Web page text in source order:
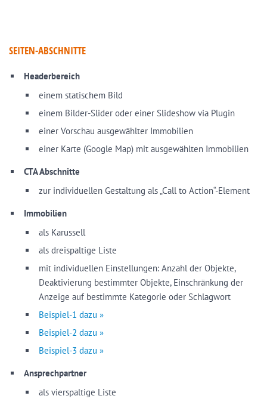
SEITEN-ABSCHNITTE
Headerbereich
einem statischem Bild
einem Bilder-Slider oder einer Slideshow via Plugin
einer Vorschau ausgewählter Immobilien
einer Karte (Google Map) mit ausgewählten Immobilien
CTA Abschnitte
zur individuellen Gestaltung als „Call to Action“-Element
Immobilien
als Karussell
als dreispaltige Liste
mit individuellen Einstellungen: Anzahl der Objekte,
Deaktivierung bestimmter Objekte, Einschränkung der
Anzeige auf bestimmte Kategorie oder Schlagwort
Beispiel-1 dazu »
Beispiel-2 dazu »
Beispiel-3 dazu »
Ansprechpartner
als vierspaltige Liste